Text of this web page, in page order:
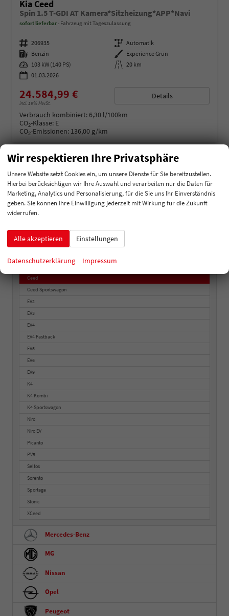
Kia Ceed
Spin 1.5 T-GDI AT Kamera*Sitzheizung*APP*Navi
sofort lieferbar Fahrzeug mit Tageszulassung
Fahrzeugnummer 206935 Getriebe Automatik
Kraftstoff Benzin Außenfarbe Experience Grün
Leistung 103 kW (140 PS) Kilometerstand 20 km
01.03.2026
24.584,99 €
incl. 19% MwSt.
Details
Verbrauch kombiniert:6,30 l/100km
CO2-Klasse: E
CO2-Emissionen: 136,00 g/km
Cupra
Dacia
Fiat
Hyundai
Ceed
Ceed Sportswagon
EV2
EV3
EV4
EV4 Fastback
EV5
EV6
EV9
K4
K4 Kombi
K4 Sportswagon
Niro
Niro EV
Picanto
PV5
Seltos
Sorento
Sportage
Stonic
XCeed
Mercedes-Benz
MG
Nissan
Opel
Peugeot
Wir respektieren Ihre Privatsphäre
Unsere Website setzt Cookies ein, um unsere Dienste für Sie bereitzustellen.
Hierbei berücksichtigen wir Ihre Auswahl und verarbeiten nur die Daten für
Marketing, Analytics und Personalisierung, für die Sie uns Ihr Einverständnis
geben. Sie können Ihre Einwilligung jederzeit mit Wirkung für die Zukunft
widerrufen.
Alle akzeptieren Einstellungen
Datenschutzerklärung Impressum